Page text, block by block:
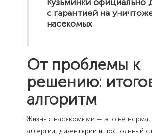
От проблемы к
решению:
алгоритм
Жизнь с насекомыми — это не норма.
аллергии, дизентерии и постоянный